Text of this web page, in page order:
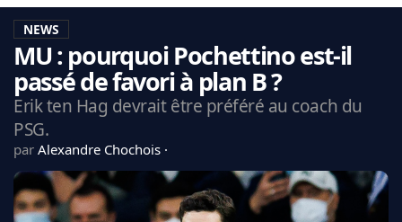
LA CHARTE
VIE PRIVÉE
CGU
CONTACTEZ-NOUS
CDM 2026
EDF
NEWS
MU : pourquoi Pochettino est-il
passé de favori à plan B ?
Erik ten Hag devrait être préféré au coach du
PSG.
par Alexandre Chochois